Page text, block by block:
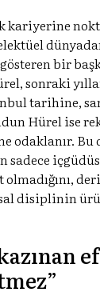
bir
sonraki
tarihine,
Hürel ise
odaklanır. Bu
sadece
disiplinin